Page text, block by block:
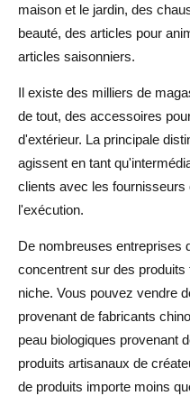
maison et le jardin, des
beauté, des articles pour
articles saisonniers.
Il existe des milliers de
de tout, des accessoires
d'extérieur. La principale
agissent en tant
clients avec les fournisseurs
l'exécution.
De nombreuses entreprises
concentrent sur des
niche. Vous pouvez vendre
provenant de fabricants
peau biologiques provenant
produits artisanaux de
de produits importe moins